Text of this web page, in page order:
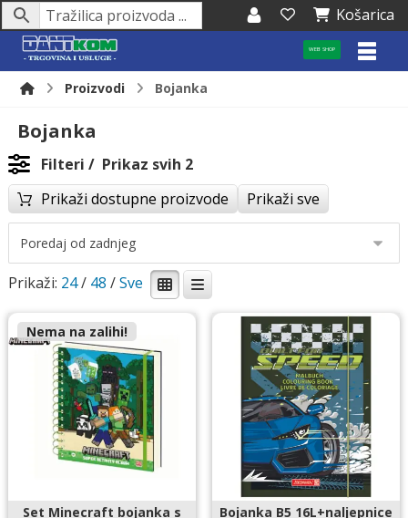
Košarica
WEB SHOP
Proizvodi Bojanka
Bojanka
Filteri
Prikaz svih 2
Prikaži dostupne proizvode
Prikaži sve
Prikaži: 24/ 48 /
Nema na zalihi!
Set Minecraft bojanka s Bojanka B5 16L+naljepnice